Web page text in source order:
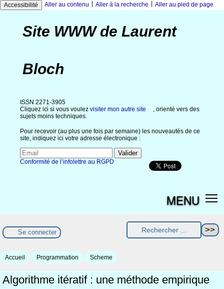
Accessibilité Aller au contenu Aller à la recherche Aller au pied de page
Site WWW de Laurent
Bloch
ISSN 2271-3905
Cliquez ici si vous voulez visiter mon autre site
, orienté vers des
sujets moins techniques.
Pour recevoir (au plus une fois par semaine) les nouveautés de ce
site, indiquez ici votre adresse électronique :
Conformité de l’infolettre au RGPD
MENU
Se connecter
Accueil Programmation Scheme
Algorithme itératif : une méthode empirique